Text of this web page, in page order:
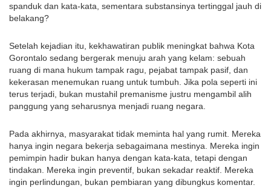
spanduk dan kata-kata, sementara substansinya tertinggal jauh di
belakang?
Setelah kejadian itu, kekhawatiran publik meningkat bahwa Kota
Gorontalo sedang bergerak menuju arah yang kelam: sebuah
ruang di mana hukum tampak ragu, pejabat tampak pasif, dan
kekerasan menemukan ruang untuk tumbuh. Jika pola seperti ini
terus terjadi, bukan mustahil premanisme justru mengambil alih
panggung yang seharusnya menjadi ruang negara.
Pada akhirnya, masyarakat tidak meminta hal yang rumit. Mereka
hanya ingin negara bekerja sebagaimana mestinya. Mereka ingin
pemimpin hadir bukan hanya dengan kata-kata, tetapi dengan
tindakan. Mereka ingin preventif, bukan sekadar reaktif. Mereka
ingin perlindungan, bukan pembiaran yang dibungkus komentar.